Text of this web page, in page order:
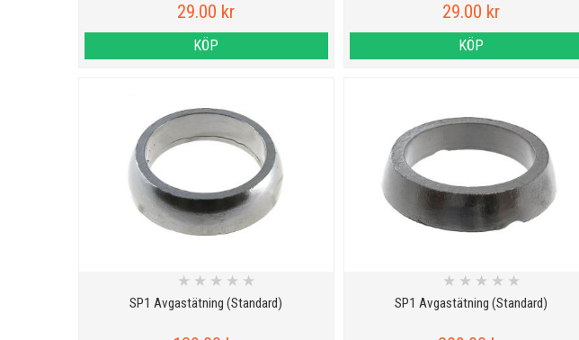
29.00 kr
KÖP
29.00 kr
KÖP
SP1 Avgastätning (Standard)
★ ★ ★ ★ ★
SP1 Avgastätning (Standard)
★ ★ ★ ★ ★